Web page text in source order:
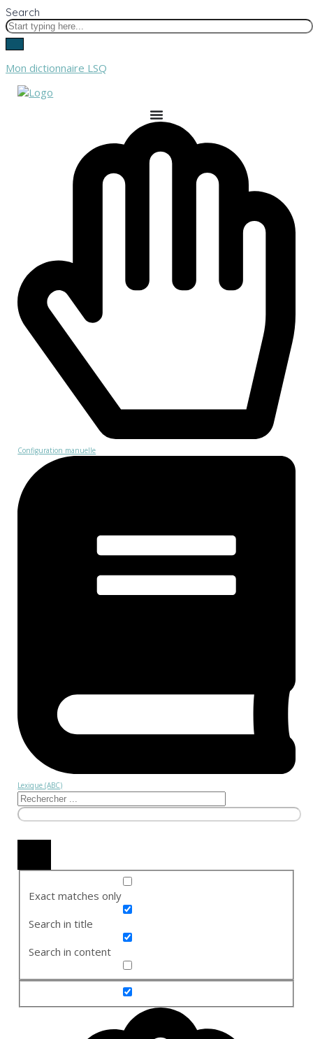
Search
Mon dictionnaire LSQ
Configuration manuelle
Lexique (ABC)
Exact matches only
Search in title
Search in content